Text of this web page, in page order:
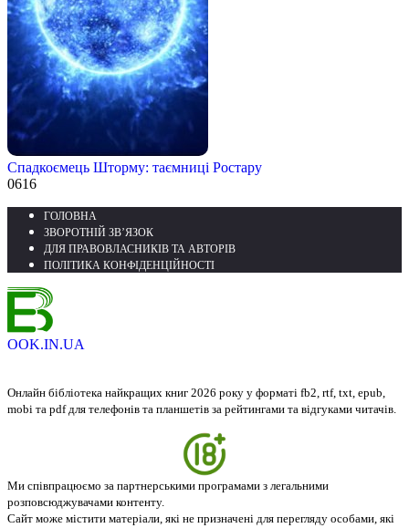
Спадкоємець Шторму: таємниці Ростару
0616
ГОЛОВНА
ЗВОРОТНІЙ ЗВ’ЯЗОК
ДЛЯ ПРАВОВЛАСНИКІВ ТА АВТОРІВ
ПОЛІТИКА КОНФІДЕНЦІЙНОСТІ
OOK.IN.UA
Онлайн бібліотека найкращих книг 2026 року у форматі fb2, rtf, txt, epub,
mobi та pdf для телефонів та планшетів за рейтингами та відгуками читачів.
Ми співпрацюємо за партнерськими програмами з легальними
розповсюджувачами контенту.
Сайт може містити матеріали, які не призначені для перегляду особами, які